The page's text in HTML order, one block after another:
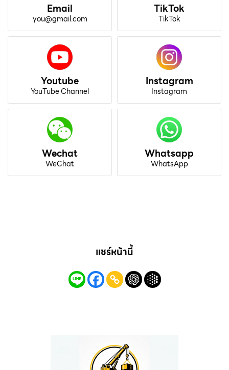
Email
you@gmail.com
TikTok
TikTok
Youtube
YouTube Channel
Instagram
Instagram
Wechat
WeChat
Whatsapp
WhatsApp
แชร์หน้านี้